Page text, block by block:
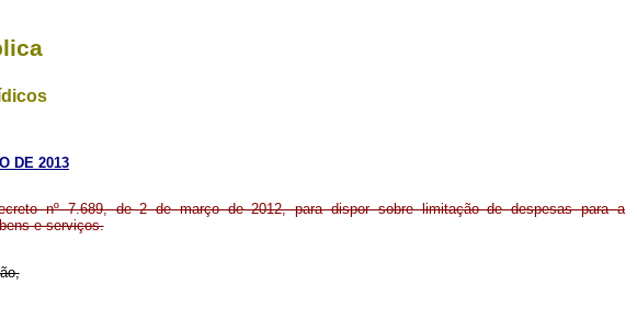
DE 2013
nº 7.689, de 2 de março de 2012, para dispor sobre limitação de despesas para a
e serviços.